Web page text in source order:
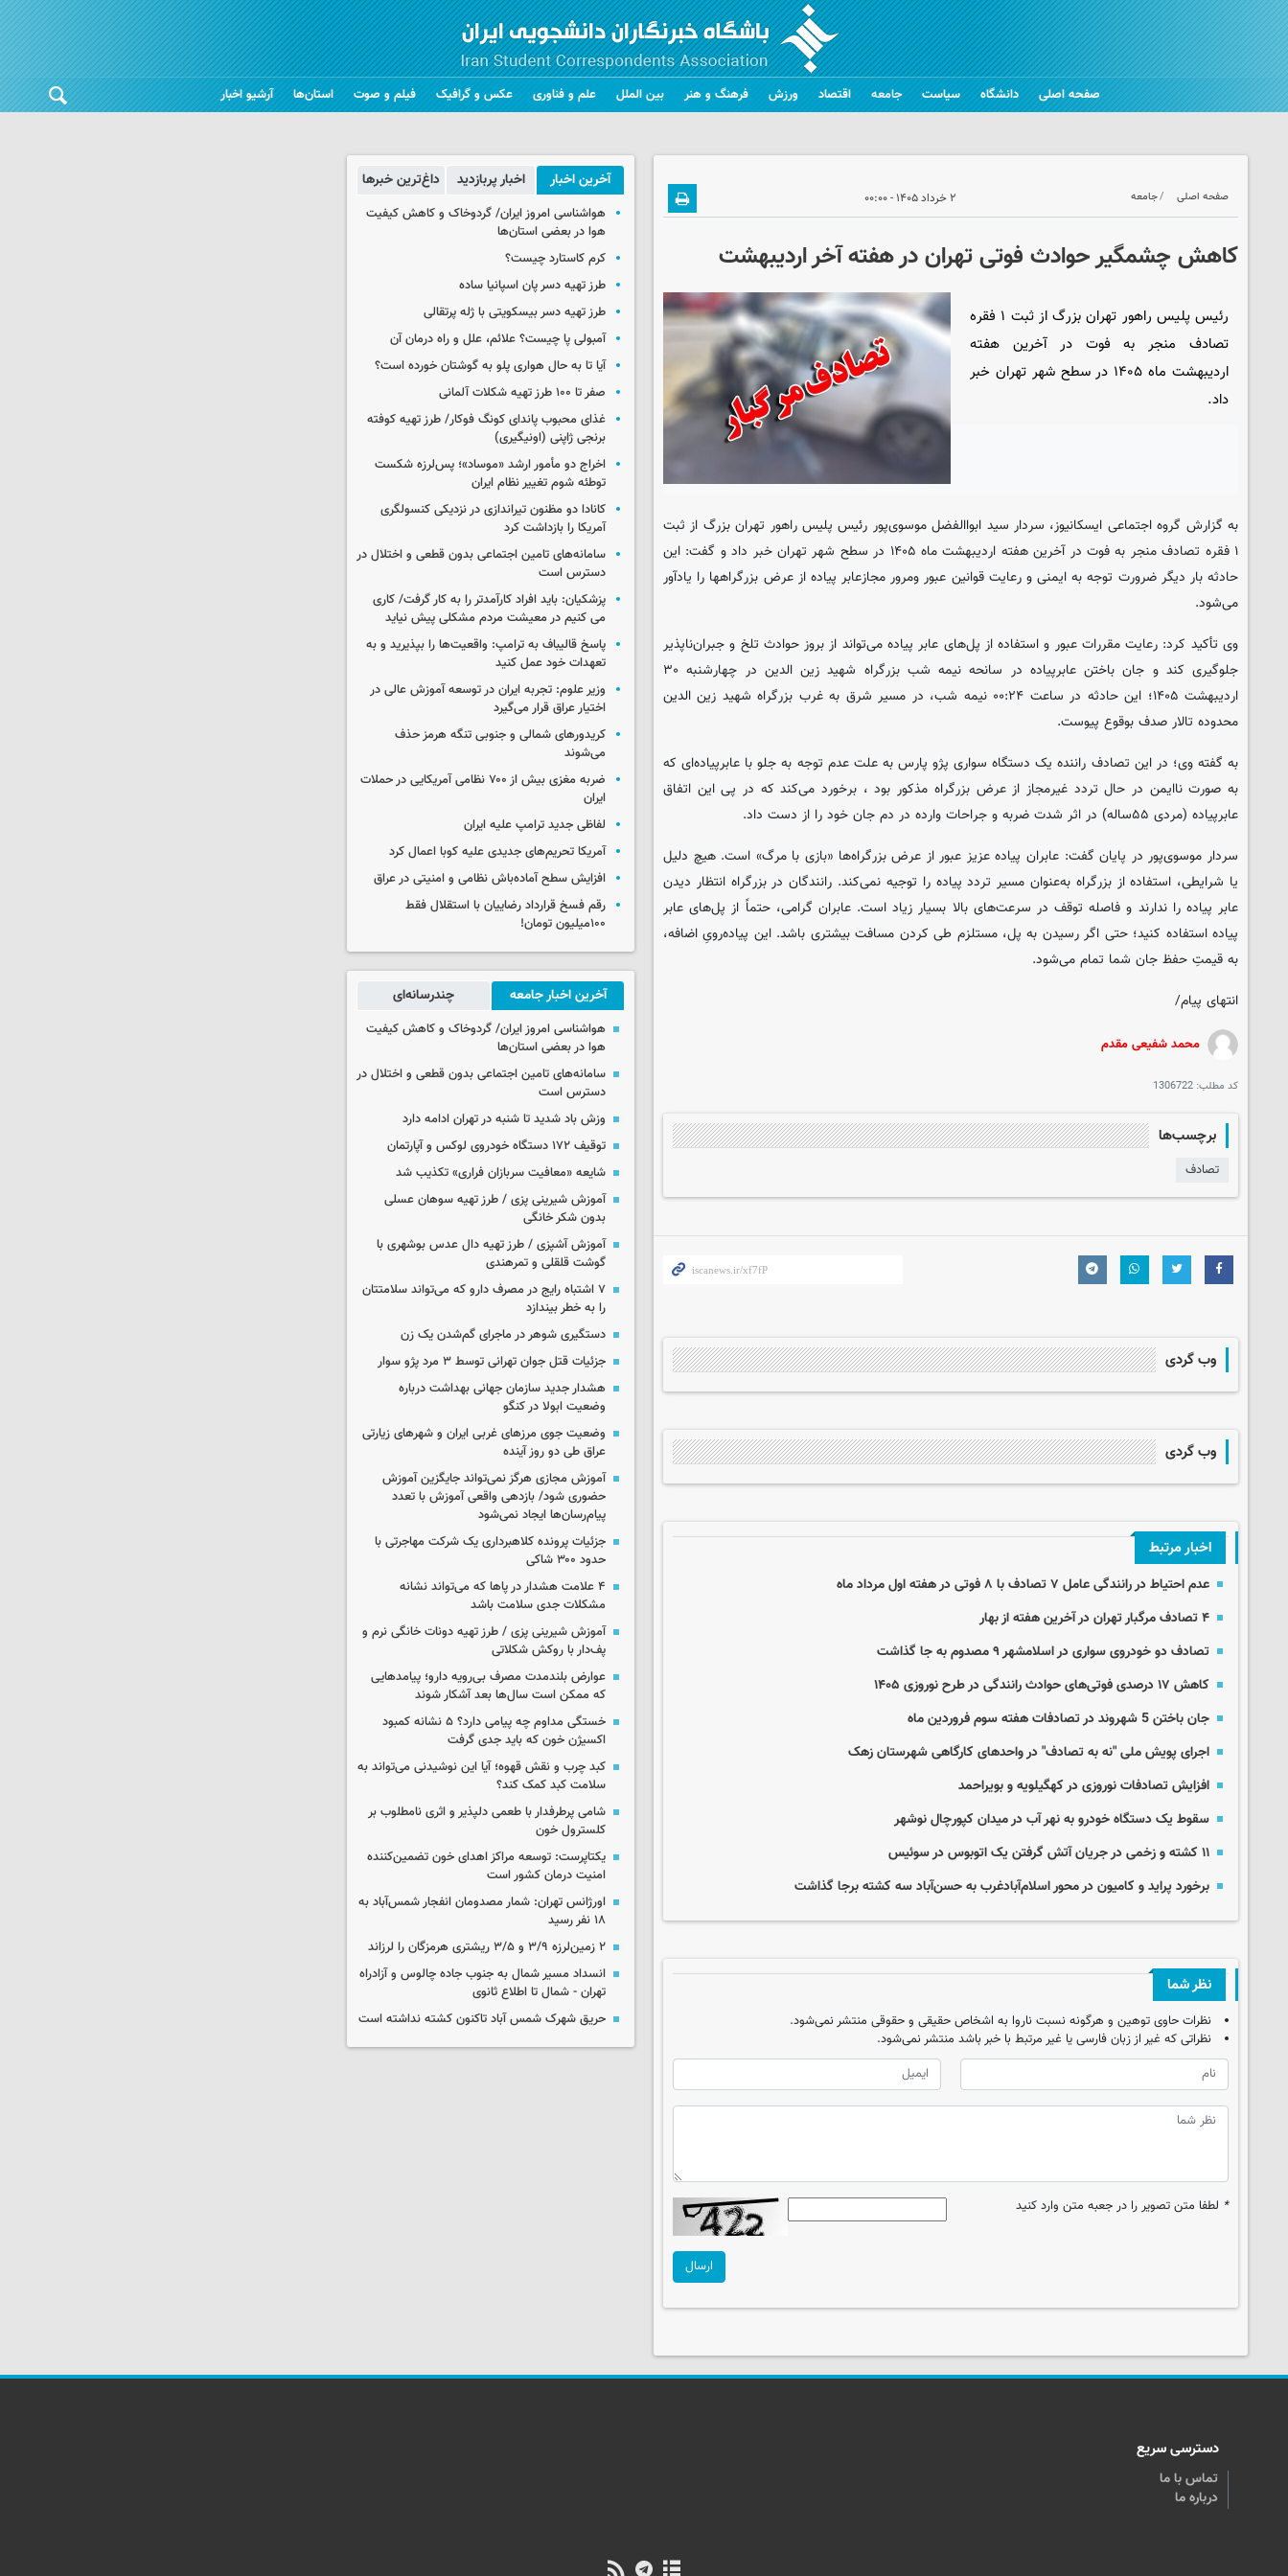
صفحه اصلی دانشگاه سیاست جامعه اقتصاد ورزش فرهنگ و هنر بین الملل علم و فناوری عکس و گرافیک فیلم و صوت استان‌ها آرشیو اخبار
صفحه اصلی جامعه ۲ خرداد ۱۴۰۵ - ۰۰:۰۰
کاهش چشمگیر حوادث فوتی تهران در هفته آخر اردیبهشت
رئیس پلیس راهور تهران بزرگ از ثبت ۱ فقره
تصادف منجر به فوت در آخرین هفته
اردیبهشت ماه ۱۴۰۵ در سطح شهر تهران خبر
داد.
به گزارش گروه اجتماعی ایسکانیوز، سردار سید ابواالفضل موسوی‌پور رئیس پلیس راهور تهران بزرگ از ثبت
۱ فقره تصادف منجر به فوت در آخرین هفته اردیبهشت ماه ۱۴۰۵ در سطح شهر تهران خبر داد و گفت: این
حادثه‌ بار دیگر ضرورت توجه به ایمنی و رعایت قوانین عبور ومرور مجازعابر پیاده از عرض بزرگراهها را یادآور
می‌شود.
وی تأکید کرد: رعایت مقررات عبور و استفاده از پل‌های عابر پیاده می‌تواند از بروز حوادث تلخ و جبران‌ناپذیر
جلوگیری کند و جان باختن عابرپیاده در سانحه نیمه شب بزرگراه شهید زین الدین در چهارشنبه ۳۰
اردیبهشت ۱۴۰۵؛ این حادثه در ساعت ۰۰:۲۴ نیمه شب، در مسیر شرق به غرب بزرگراه شهید زین الدین
محدوده تالار صدف بوقوع پیوست.
به گفته وی؛ در این تصادف راننده یک دستگاه سواری پژو پارس به علت عدم توجه به جلو با عابرپیاده‌ای که
به صورت ناایمن در حال تردد غیرمجاز از عرض بزرگراه مذکور بود ، برخورد می‌کند که در پی این اتفاق
عابرپیاده (مردی ۵۵ساله) در اثر شدت ضربه و جراحات وارده در دم جان خود را از دست داد.
سردار موسوی‌پور در پایان گفت: عابران پیاده عزیز عبور از عرض بزرگراه‌ها «بازی با مرگ» است. هیچ دلیل
یا شرایطی، استفاده از بزرگراه به‌عنوان مسیر تردد پیاده را توجیه نمی‌کند. رانندگان در بزرگراه انتظار دیدن
عابر پیاده را ندارند و فاصله توقف در سرعت‌های بالا بسیار زیاد است. عابران گرامی، حتماً از پل‌های عابر
پیاده استفاده کنید؛ حتی اگر رسیدن به پل، مستلزم طی کردن مسافت بیشتری باشد. این پیاده‌رویِ اضافه،
به قیمتِ حفظ جان شما تمام می‌شود.
انتهای پیام/
محمد شفیعی مقدم
کد مطلب: 1306722
برچسب‌ها
تصادف
وب گردی
وب گردی
اخبار مرتبط
عدم احتیاط در رانندگی عامل ۷ تصادف با ۸ فوتی در هفته اول مرداد ماه
۴ تصادف مرگبار تهران در آخرین هفته از بهار
تصادف دو خودروی سواری در اسلامشهر ۹ مصدوم به جا گذاشت
کاهش ۱۷ درصدی فوتی‌های حوادث رانندگی در طرح نوروزی ۱۴۰۵
جان باختن 5 شهروند در تصادفات هفته سوم فروردین ماه
اجرای پویش ملی "نه به تصادف" در واحدهای کارگاهی شهرستان زهک
افزایش تصادفات نوروزی در کهگیلویه و بویراحمد
سقوط یک دستگاه خودرو به نهر آب در میدان کپورچال نوشهر
۱۱ کشته و زخمی در جریان آتش‌ گرفتن یک اتوبوس در سوئیس
برخورد پراید و کامیون در محور اسلام‌آبادغرب به حسن‌آباد سه کشته برجا گذاشت
نظر شما
نظرات حاوی توهین و هرگونه نسبت ناروا به اشخاص حقیقی و حقوقی منتشر نمی‌شود.
نظراتی که غیر از زبان فارسی یا غیر مرتبط با خبر باشد منتشر نمی‌شود.
* لطفا متن تصویر را در جعبه متن وارد کنید
ارسال
آخرین اخبار اخبار پربازدید داغ‌ترین خبرها
هواشناسی امروز ایران/ گردوخاک و کاهش کیفیت
هوا در بعضی استان‌ها
کرم کاستارد چیست؟
طرز تهیه دسر پان اسپانیا ساده
طرز تهیه دسر بیسکویتی با ژله پرتقالی
آمبولی پا چیست؟ علائم، علل و راه درمان آن
آیا تا به حال هواری پلو به گوشتان خورده است؟
صفر تا ۱۰۰ طرز تهیه شکلات آلمانی
غذای محبوب پاندای کونگ فوکار/ طرز تهیه کوفته
برنجی ژاپنی (اونیگیری)
اخراج دو مأمور ارشد «موساد»؛ پس‌لرزه شکست
توطئه شوم تغییر نظام ایران
کانادا دو مظنون تیراندازی در نزدیکی کنسولگری
آمریکا را بازداشت کرد
سامانه‌های تامین اجتماعی بدون قطعی و اختلال در
دسترس است
پزشکیان: باید افراد کارآمدتر را به کار گرفت/ کاری
می کنیم در معیشت مردم مشکلی پیش نیاید
پاسخ قالیباف به ترامپ: واقعیت‌ها را بپذیرید و به
تعهدات خود عمل کنید
وزیر علوم: تجربه ایران در توسعه آموزش عالی در
اختیار عراق قرار می‌گیرد
کریدورهای شمالی و جنوبی تنگه هرمز حذف
می‌شوند
ضربه مغزی بیش از ۷۰۰ نظامی آمریکایی در حملات
ایران
لفاظی جدید ترامپ علیه ایران
آمریکا تحریم‌های جدیدی علیه کوبا اعمال کرد
افزایش سطح آماده‌باش نظامی و امنیتی در عراق
رقم فسخ قرارداد رضاییان با استقلال فقط
۱۰۰میلیون تومان!
آخرین اخبار جامعه چندرسانه‌ای
هواشناسی امروز ایران/ گردوخاک و کاهش کیفیت
هوا در بعضی استان‌ها
سامانه‌های تامین اجتماعی بدون قطعی و اختلال در
دسترس است
وزش باد شدید تا شنبه در تهران ادامه دارد
توقیف ۱۷۲ دستگاه خودروی لوکس و آپارتمان
شایعه «معافیت سربازان فراری» تکذیب شد
آموزش شیرینی پزی / طرز تهیه سوهان عسلی
بدون شکر خانگی
آموزش آشپزی / طرز تهیه دال عدس بوشهری با
گوشت قلقلی و تمرهندی
۷ اشتباه رایج در مصرف دارو که می‌تواند سلامتتان
را به خطر بیندازد
دستگیری شوهر در ماجرای گم‌شدن یک زن
جزئیات قتل جوان تهرانی توسط ۳ مرد پژو سوار
هشدار جدید سازمان جهانی بهداشت درباره
وضعیت ابولا در کنگو
وضعیت جوی مرزهای غربی ایران و شهرهای زیارتی
عراق طی دو روز آینده
آموزش مجازی هرگز نمی‌تواند جایگزین آموزش
حضوری شود/ بازدهی واقعی آموزش با تعدد
پیام‌رسان‌ها ایجاد نمی‌شود
جزئیات پرونده کلاهبرداری یک شرکت مهاجرتی با
حدود ۳۰۰ شاکی
۴ علامت هشدار در پاها که می‌تواند نشانه
مشکلات جدی سلامت باشد
آموزش شیرینی پزی / طرز تهیه دونات خانگی نرم و
پف‌دار با روکش شکلاتی
عوارض بلندمدت مصرف بی‌رویه دارو؛ پیامدهایی
که ممکن است سال‌ها بعد آشکار شوند
خستگی مداوم چه پیامی دارد؟ ۵ نشانه کمبود
اکسیژن خون که باید جدی گرفت
کبد چرب و نقش قهوه؛ آیا این نوشیدنی می‌تواند به
سلامت کبد کمک کند؟
شامی پرطرفدار با طعمی دلپذیر و اثری نامطلوب بر
کلسترول خون
یکتاپرست: توسعه مراکز اهدای خون تضمین‌کننده
امنیت درمان کشور است
اورژانس تهران: شمار مصدومان انفجار شمس‌آباد به
۱۸ نفر رسید
۲ زمین‌لرزه ۳/۹ و ۳/۵ ریشتری هرمزگان را لرزاند
انسداد مسیر شمال به جنوب جاده چالوس و آزادراه
تهران - شمال تا اطلاع ثانوی
حریق شهرک شمس آباد تاکنون کشته نداشته است
دسترسی سریع
تماس با ما
درباره ما